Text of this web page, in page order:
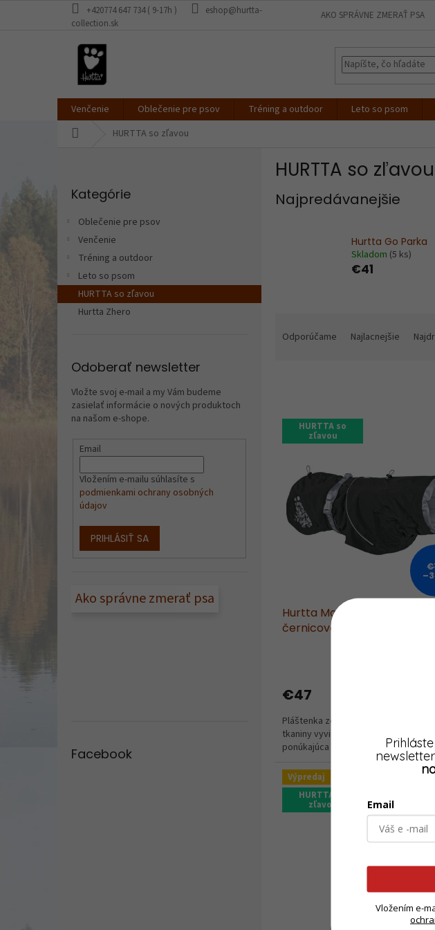
+420774 647 734 ( 9-17h )
eshop@hurtta-
collection.sk
AKO SPRÁVNE ZMERAŤ PSA
Venčenie Oblečenie pre psov Tréning a outdoor Leto so psom
HURTTA so zľavou
kategórie
Kategórie
Oblečenie pre psov
Venčenie
Tréning a outdoor
Leto so psom
HURTTA so zľavou
Hurtta Zhero
Odoberať newsletter
Vložte svoj e-mail a my Vám budeme
zasielať informácie o nových produktoch
na našom e-shope.
Email
Vložením e-mailu súhlasíte s
podmienkami ochrany osobných
údajov
PRIHLÁSIŤ SA
Ako správne zmerať psa
Facebook
HURTTA so zľavou
Najpredávanejšie
Hurtta Go Parka
Skladom (5 ks)
€41
aOdporúčame Najlacnejšie
V
p
HURTTA so
zľavou
Hurtta Monsoon Rain coat
černicová
€47
Pláštenka zo špeciálnej outdoorovej
tkaniny vyvinutá do náročných
ponúkajúca účinnú...
Výpredaj
HURTTA so
zľavou Email
Vložením e-